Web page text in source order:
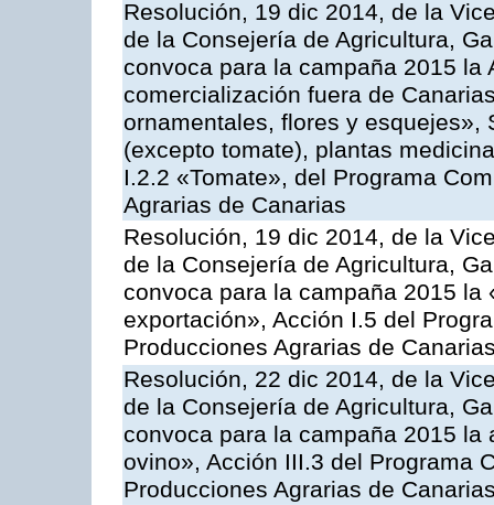
Resolución, 19 dic 2014, de la
de la Consejería de Agricultura,
convoca para la campaña 2015 la
comercialización fuera de
ornamentales, flores y esquejes»,
(excepto tomate), plantas
I.2.2 «Tomate», del Programa
Agrarias de Canarias
Resolución, 19 dic 2014, de la
de la Consejería de Agricultura,
convoca para la campaña 2015
exportación», Acción I.5 del
Producciones Agrarias de
Resolución, 22 dic 2014, de la
de la Consejería de Agricultura,
convoca para la campaña 2015
ovino», Acción III.3 del Programa
Producciones Agrarias de